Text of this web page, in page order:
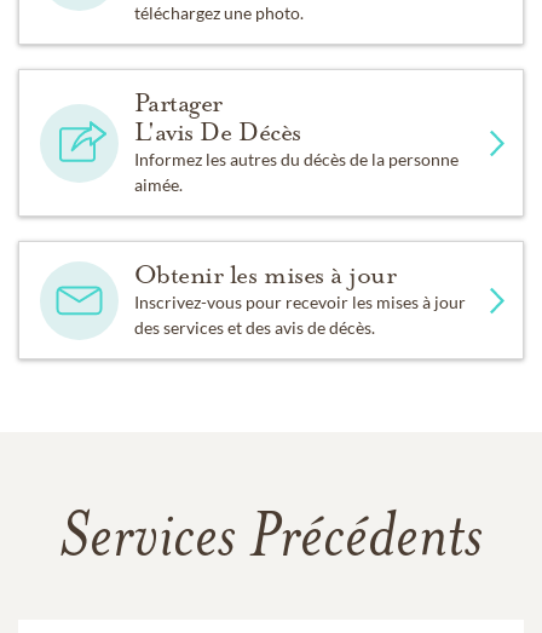
téléchargez une photo.
Partager
L'avis De Décès
Informez les autres du décès de la personne
aimée.
Obtenir les mises à jour
Inscrivez-vous pour recevoir les mises à jour
des services et des avis de décès.
Services Précédents